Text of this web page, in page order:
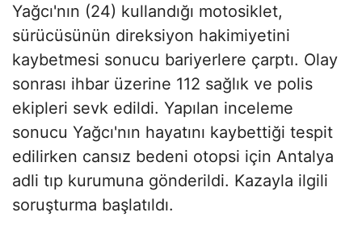
Yağcı'nın (24) kullandığı motosiklet,
sürücüsünün direksiyon hakimiyetini
kaybetmesi sonucu bariyerlere çarptı. Olay
sonrası ihbar üzerine 112 sağlık ve polis
ekipleri sevk edildi. Yapılan inceleme
sonucu Yağcı'nın hayatını kaybettiği tespit
edilirken cansız bedeni otopsi için Antalya
adli tıp kurumuna gönderildi. Kazayla ilgili
soruşturma başlatıldı.